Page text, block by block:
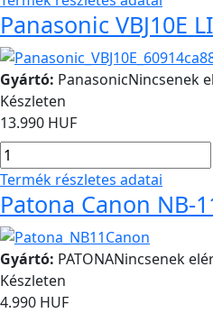
Panasonic VBJ10E
Gyártó: PanasonicNincsenek
Készleten
13.990 HUF
Termék részletes adatai
Patona Canon NB-
Gyártó: PATONANincsenek
Készleten
4.990 HUF